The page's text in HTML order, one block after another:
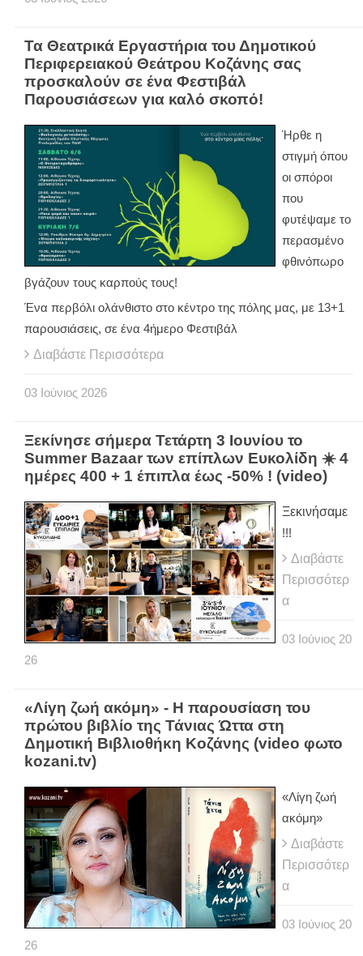
Τα Θεατρικά Εργαστήρια του Δημοτικού
Περιφερειακού Θεάτρου Κοζάνης σας
προσκαλούν σε ένα Φεστιβάλ
Παρουσιάσεων για καλό σκοπό!
Ήρθε η
στιγμή όπου
οι σπόροι
που
φυτέψαμε το
περασμένο
φθινόπωρο
βγάζουν τους καρπούς τους!
Ένα περβόλι ολάνθιστο στο κέντρο της πόλης μας, με 13+1
παρουσιάσεις, σε ένα 4ήμερο Φεστιβάλ
Διαβάστε Περισσότερα
03 Ιούνιος 2026
Ξεκίνησε σήμερα Τετάρτη 3 Ιουνίου το
Summer Bazaar των επίπλων Ευκολίδη ☀️ 4
ημέρες 400 + 1 έπιπλα έως -50% ! (video)
Ξεκινήσαμε
!!!
Διαβάστε
Περισσότερ
α
03 Ιούνιος 20
26
«Λίγη ζωή ακόμη» - Η παρουσίαση του
πρώτου βιβλίο της Τάνιας Ώττα στη
Δημοτική Βιβλιοθήκη Κοζάνης (video φωτο
kozani.tv)
«Λίγη ζωή
ακόμη»
Διαβάστε
Περισσότερ
α
03 Ιούνιος 20
26